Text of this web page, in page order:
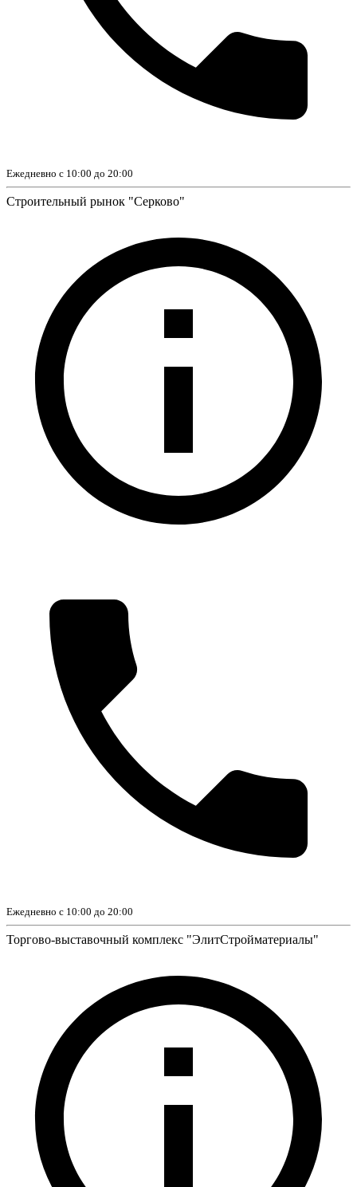
Ежедневно с 10:00 до 20:00
Строительный рынок "Серково"
Ежедневно с 10:00 до 20:00
Торгово-выставочный комплекс "ЭлитСтройматериалы"